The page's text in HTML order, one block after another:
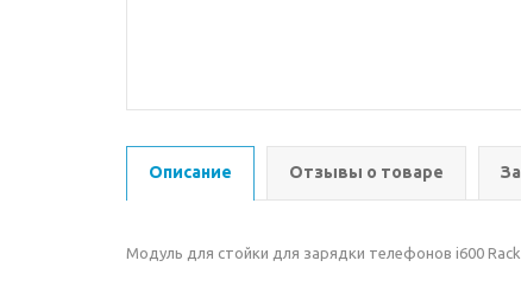
Описание Отзывы о товаре
Модуль для стойки для зарядки телефонов i600 Rack